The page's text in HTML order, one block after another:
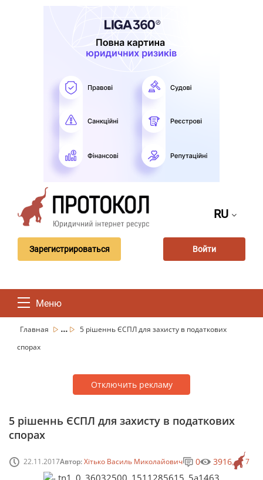
RU
Зарегистрироваться Войти
Меню
Главная ...
5 рішеннь ЄСПЛ для захисту в податкових
спорах
Отключить рекламу
5 рішеннь ЄСПЛ для захисту в податкових
спорах
22.11.2017Автор:Хітько Василь Миколайович 7
0 3916